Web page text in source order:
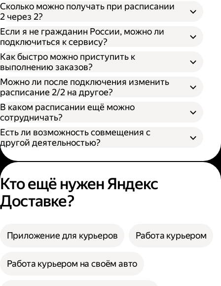
Сколько можно получать при расписании
2 через 2?
Если я не гражданин России, можно ли
подключиться к сервису?
Как быстро можно приступить к
выполнению заказов?
Можно ли после подключения изменить
расписание 2/2 на другое?
В каком расписании ещё можно
сотрудничать?
Есть ли возможность совмещения с
другой деятельностью?
Кто ещё нужен Яндекс
Доставке?
Приложение для курьеров Работа курьером
Работа курьером на своём авто